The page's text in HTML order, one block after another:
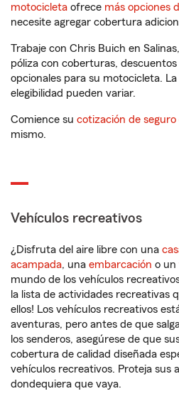
motocicleta ofrece más opciones
necesite agregar cobertura
Trabaje con Chris Buich en
póliza con coberturas,
opcionales para su motocicleta.
elegibilidad pueden variar.
Comience su cotización de
mismo.
Vehículos recreativos
¿Disfruta del aire libre con una
acampada, una embarcación o un
mundo de los vehículos
la lista de actividades recreativas
ellos! Los vehículos recreativos
aventuras, pero antes de que
los senderos, asegúrese de que
cobertura de calidad diseñada
vehículos recreativos. Proteja sus
dondequiera que vaya.